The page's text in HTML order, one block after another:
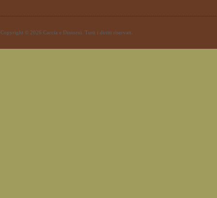
Copyright © 2026 Caccia e Dintorni. Tutti i diritti riservati.